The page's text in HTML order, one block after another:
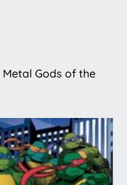
Gods of the